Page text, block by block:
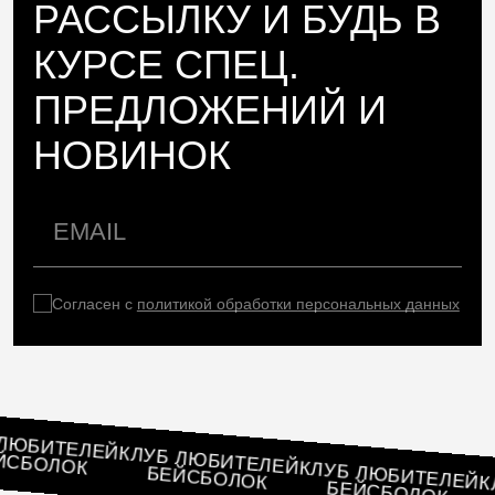
РАССЫЛКУ И БУДЬ В
КУРСЕ СПЕЦ.
ПРЕДЛОЖЕНИЙ И
НОВИНОК
Согласен с политикой обработки персональных данных
ЛЮБИТЕЛЕЙ
БЕЙСБОЛОК КЛУБ ЛЮБИТЕЛЕЙ
БЕЙСБОЛОК КЛУБ